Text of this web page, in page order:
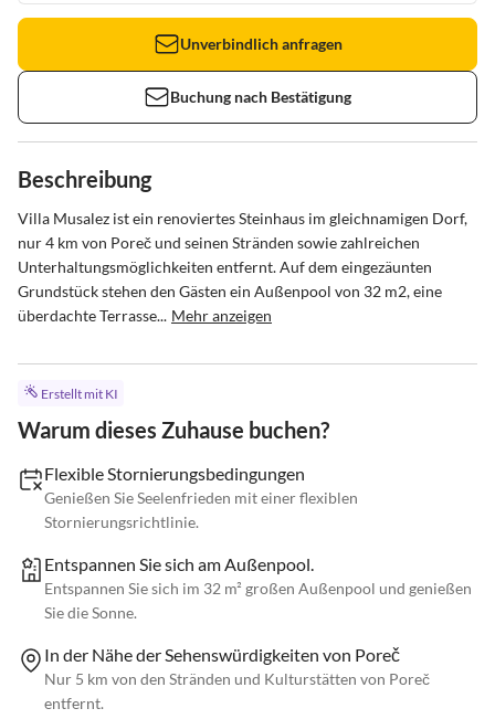
Unverbindlich anfragen
Buchung nach Bestätigung
Beschreibung
Villa Musalez ist ein renoviertes Steinhaus im gleichnamigen Dorf,
nur 4 km von Poreč und seinen Stränden sowie zahlreichen
Unterhaltungsmöglichkeiten entfernt. Auf dem eingezäunten
Grundstück stehen den Gästen ein Außenpool von 32 m2, eine
überdachte Terrasse... Mehr anzeigen
Erstellt mit KI
Warum dieses Zuhause buchen?
Flexible Stornierungsbedingungen
Genießen Sie Seelenfrieden mit einer flexiblen
Stornierungsrichtlinie.
Entspannen Sie sich am Außenpool.
Entspannen Sie sich im 32 m² großen Außenpool und genießen
Sie die Sonne.
In der Nähe der Sehenswürdigkeiten von Poreč
Nur 5 km von den Stränden und Kulturstätten von Poreč
entfernt.